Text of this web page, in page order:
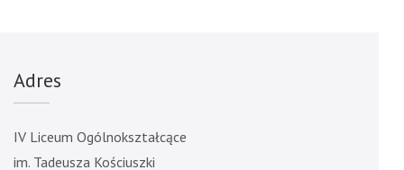
Adres
IV Liceum Ogólnokształcące
im. Tadeusza Kościuszki